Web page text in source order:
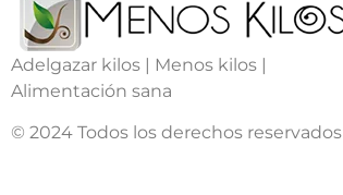
Adelgazar kilos | Menos kilos |
Alimentación sana
© 2024 Todos los derechos reservados